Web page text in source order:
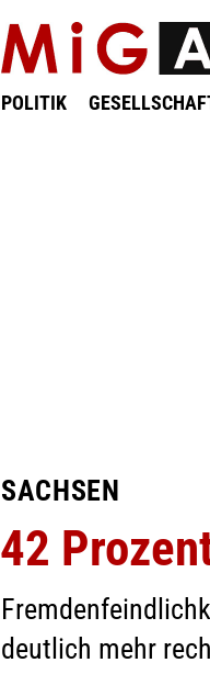
POLITIK
SACHSEN
42
deutlich mehr